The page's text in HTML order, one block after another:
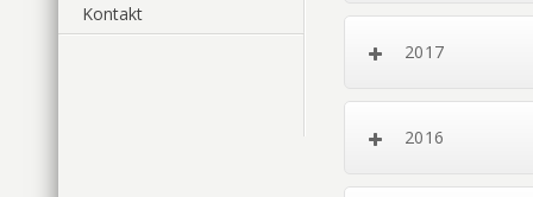
Kontakt
2017
2016